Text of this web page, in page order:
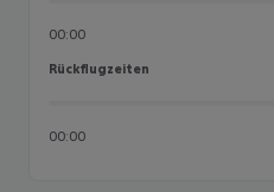
00:00
Rückflugzeiten
Rückflugzeiten
00:00